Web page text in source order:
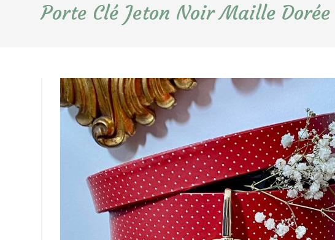
Porte Clé Jeton Noir Maille Dorée